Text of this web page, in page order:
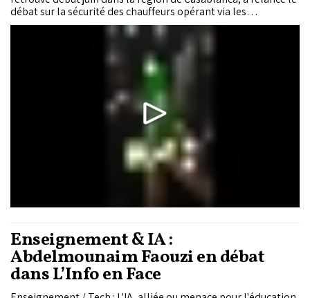
débat sur la sécurité des chauffeurs opérant via les
applications de transport. L'application de transport affirme
avoir coopéré avec les autorités, apporté son soutien à la
famille de la victime, et renforcé ses dispositifs de sécurité.
Enseignement & IA :
Abdelmounaim Faouzi en débat
dans L’Info en Face